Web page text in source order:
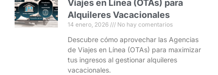
Viajes en Línea (OTAs) para
Alquileres Vacacionales
14 enero, 2026 No hay comentarios
Descubre cómo aprovechar las Agencias
de Viajes en Línea (OTAs) para maximizar
tus ingresos al gestionar alquileres
vacacionales.